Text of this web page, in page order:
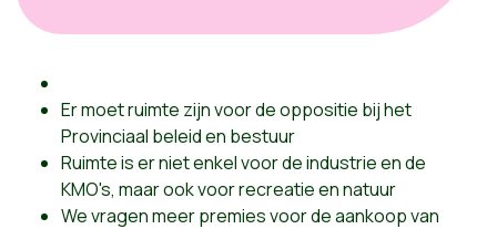
Er moet ruimte zijn voor de oppositie bij het
Provinciaal beleid en bestuur
Ruimte is er niet enkel voor de industrie en de
KMO's, maar ook voor recreatie en natuur
We vragen meer premies voor de aankoop van